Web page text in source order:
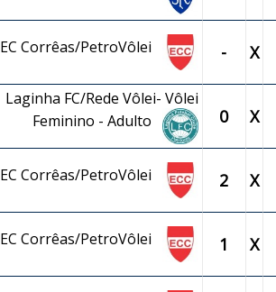
EC Corrêas/PetroVôlei - X
Laginha FC/Rede Vôlei- Vôlei
Feminino - Adulto
0 X
EC Corrêas/PetroVôlei 2 X
EC Corrêas/PetroVôlei 1 X